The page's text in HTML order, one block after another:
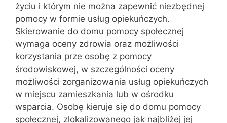
życiu i którym nie można zapewnić niezbędnej
pomocy w formie usług opiekuńczych.
Skierowanie do domu pomocy społecznej
wymaga oceny zdrowia oraz możliwości
korzystania prze osobę z pomocy
środowiskowej, w szczególności oceny
możliwości zorganizowania usług opiekuńczych
w miejscu zamieszkania lub w ośrodku
wsparcia. Osobę kieruje się do domu pomocy
społecznej, zlokalizowanego jak najbliżej jej